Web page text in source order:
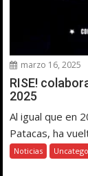
marzo 16, 2025
RISE!
2025
Al igual que en
Patacas, ha
Noticias